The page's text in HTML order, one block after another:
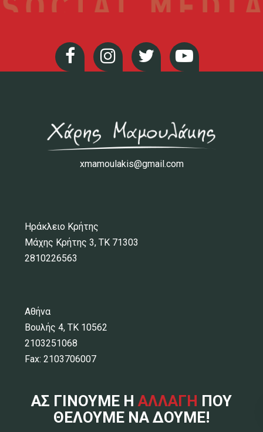
xmamoulakis@gmail.com
Ηράκλειο Κρήτης
Μάχης Κρήτης 3, ΤΚ 71303
2810226563
Αθήνα
Βουλής 4, ΤΚ 10562
2103251068
Fax: 2103706007
ΑΣ ΓΙΝΟΥΜΕ Η ΑΛΛΑΓΗ ΠΟΥ
ΘΕΛΟΥΜΕ ΝΑ ΔΟΥΜΕ!